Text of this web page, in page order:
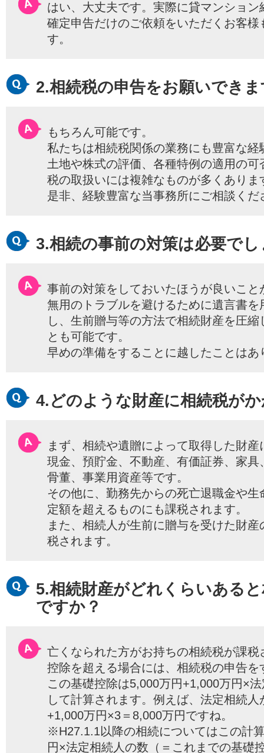
はい、大丈夫です。実際に貸マンショ
確定申告だけのご依頼をいただくお客
す。
2.相続税の申告をお願いでき
もちろん可能です。
私たちは相続税関係の業務にも豊富な経
土地や株式の評価、各種特例の適用の
税の取扱いには複雑なものが多くありま
是非、経験豊富な当事務所にご相談くだ
3.相続の事前の対策は必要で
事前の対策をしておいたほうが良いこ
無用のトラブルを避けるために遺言書
し、生前贈与等の方法で相続財産を圧
とも可能です。
早めの準備をすることに越したことはあ
4.どのような財産に相続税が
まず、相続や遺贈によって取得した財
現金、預貯金、不動産、有価証券、家
骨董、事業用資産等です。
その他に、勤務先からの死亡退職金や
定額を超えるものにも課税されます。
また、相続人が生前に贈与を受けた財
税されます。
5.相続財産がどれくらいある
ですか？
亡くなられた方がお持ちの相続税が課
控除を超える場合には、相続税の申告
この基礎控除は5,000万円+1,000万円×
して計算されます。例えば、法定相続
+1,000万円×3＝8,000万円ですね。
※H27.1.1以降の相続についてはこの計
円×法定相続人の数（＝これまでの基礎